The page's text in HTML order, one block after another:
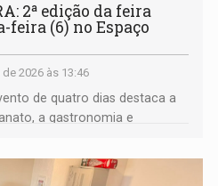
2ª edição da feira
feira (6) no Espaço
2026 às 13:46
de quatro dias destaca a
a gastronomia e